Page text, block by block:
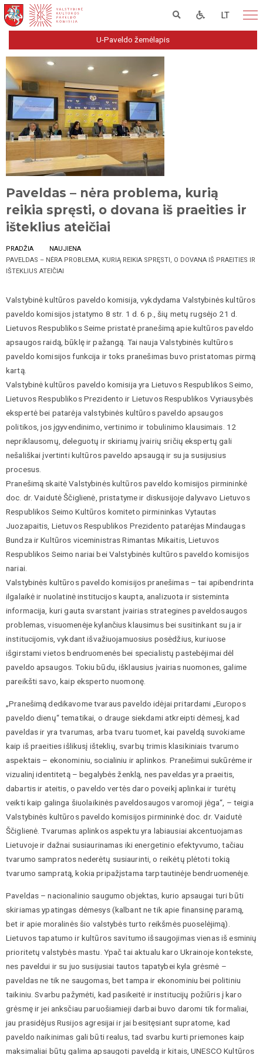
LT
U-Paveldo žemėlapis
Paveldas – nėra problema, kurią
reikia spręsti, o dovana iš praeities ir
išteklius ateičiai
PRADŽIA
NAUJIENA
PAVELDAS – NĖRA PROBLEMA, KURIĄ REIKIA SPRĘSTI, O DOVANA IŠ PRAEITIES IR
IŠTEKLIUS ATEIČIAI
Valstybinė kultūros paveldo komisija, vykdydama Valstybinės kultūros
paveldo komisijos įstatymo 8 str. 1 d. 6 p., šių metų rugsėjo 21 d.
Lietuvos Respublikos Seime pristatė pranešimą apie kultūros paveldo
apsaugos raidą, būklę ir pažangą. Tai nauja Valstybinės kultūros
paveldo komisijos funkcija ir toks pranešimas buvo pristatomas pirmą
kartą.
Valstybinė kultūros paveldo komisija yra Lietuvos Respublikos Seimo,
Lietuvos Respublikos Prezidento ir Lietuvos Respublikos Vyriausybės
ekspertė bei patarėja valstybinės kultūros paveldo apsaugos
politikos, jos įgyvendinimo, vertinimo ir tobulinimo klausimais. 12
nepriklausomų, deleguotų ir skiriamų įvairių sričių ekspertų gali
nešališkai įvertinti kultūros paveldo apsaugą ir su ja susijusius
procesus.
Pranešimą skaitė Valstybinės kultūros paveldo komisijos pirmininkė
doc. dr. Vaidutė Ščiglienė, pristatyme ir diskusijoje dalyvavo Lietuvos
Respublikos Seimo Kultūros komiteto pirmininkas Vytautas
Juozapaitis, Lietuvos Respublikos Prezidento patarėjas Mindaugas
Bundza ir Kultūros viceministras Rimantas Mikaitis, Lietuvos
Respublikos Seimo nariai bei Valstybinės kultūros paveldo komisijos
nariai.
Valstybinės kultūros paveldo komisijos pranešimas – tai apibendrinta
ilgalaikė ir nuolatinė institucijos kaupta, analizuota ir sisteminta
informacija, kuri gauta svarstant įvairias strategines paveldosaugos
problemas, visuomenėje kylančius klausimus bei susitinkant su ja ir
institucijomis, vykdant išvažiuojamuosius posėdžius, kuriuose
išgirstami vietos bendruomenės bei specialistų pastebėjimai dėl
paveldo apsaugos. Tokiu būdu, išklausius įvairias nuomones, galime
pareikšti savo, kaip eksperto nuomonę.
„Pranešimą dedikavome tvaraus paveldo idėjai pritardami „Europos
paveldo dienų“ tematikai, o drauge siekdami atkreipti dėmesį, kad
paveldas ir yra tvarumas, arba tvaru tuomet, kai paveldą suvokiame
kaip iš praeities išlikusį išteklių, svarbų trimis klasikiniais tvarumo
aspektais – ekonominiu, socialiniu ir aplinkos. Pranešimui sukūrėme ir
vizualinį identitetą – begalybės ženklą, nes paveldas yra praeitis,
dabartis ir ateitis, o paveldo vertės daro poveikį aplinkai ir turėtų
veikti kaip galinga šiuolaikinės paveldosaugos varomoji jėga“, – teigia
Valstybinės kultūros paveldo komisijos pirmininkė doc. dr. Vaidutė
Ščiglienė. Tvarumas aplinkos aspektu yra labiausiai akcentuojamas
Lietuvoje ir dažnai susiaurinamas iki energetinio efektyvumo, tačiau
tvarumo sampratos nederėtų susiaurinti, o reikėtų plėtoti tokią
tvarumo sampratą, kokia pripažįstama tarptautinėje bendruomenėje.
Paveldas – nacionalinio saugumo objektas, kurio apsaugai turi būti
skiriamas ypatingas dėmesys (kalbant ne tik apie finansinę paramą,
bet ir apie moralinės šio valstybės turto reikšmės puoselėjimą).
Lietuvos tapatumo ir kultūros savitumo išsaugojimas vienas iš esminių
prioritetų valstybės mastu. Ypač tai aktualu karo Ukrainoje kontekste,
nes paveldui ir su juo susijusiai tautos tapatybei kyla grėsmė –
paveldas ne tik ne saugomas, bet tampa ir ekonominiu bei politiniu
taikiniu. Svarbu pažymėti, kad pasikeitė ir institucijų požiūris į karo
grėsmę ir jei anksčiau paruošiamieji darbai buvo daromi tik formaliai,
jau prasidėjus Rusijos agresijai ir jai besitęsiant supratome, kad
paveldo naikinimas gali būti realus, tad svarbu kurti priemones kaip
maksimaliai būtų galima apsaugoti paveldą ir kitais, UNESCO Kultūros